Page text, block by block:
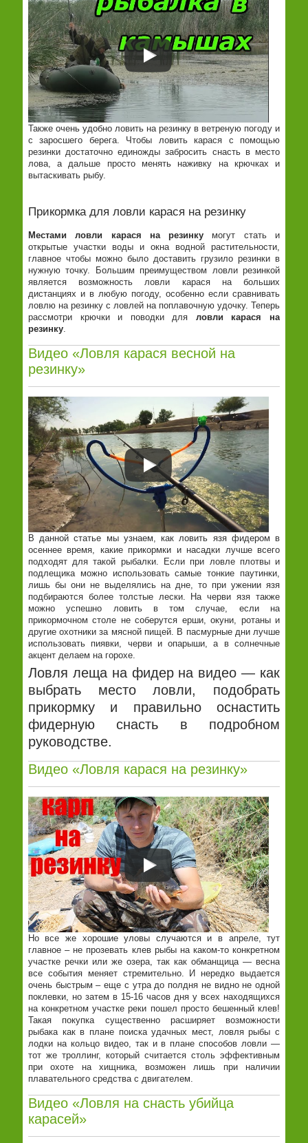
Также очень удобно ловить на резинку в ветреную погоду и
с заросшего берега. Чтобы ловить карася с помощью
резинки достаточно единожды забросить снасть в место
лова, а дальше просто менять наживку на крючках и
вытаскивать рыбу.
Прикормка для ловли карася на резинку
Местами ловли карася на резинку могут стать и
открытые участки воды и окна водной растительности,
главное чтобы можно было доставить грузило резинки в
нужную точку. Большим преимуществом ловли резинкой
является возможность ловли карася на больших
дистанциях и в любую погоду, особенно если сравнивать
ловлю на резинку с ловлей на поплавочную удочку. Теперь
рассмотри крючки и поводки для ловли карася
на
резинку.
Видео «Ловля карася весной на
резинку»
В данной статье мы узнаем, как ловить язя фидером в
осеннее время, какие прикормки и насадки лучше всего
подходят для такой рыбалки. Если при ловле плотвы и
подлещика можно использовать самые тонкие паутинки,
лишь бы они не выделялись на дне, то при ужении язя
подбираются более толстые лески. На черви язя также
можно успешно ловить в том случае, если на
прикормочном столе не соберутся ерши, окуни, ротаны и
другие охотники за мясной пищей. В пасмурные дни лучше
использовать пиявки, черви и опарыши, а в солнечные
акцент делаем на горохе.
Ловля леща на фидер на видео — как
выбрать место ловли, подобрать
прикормку и правильно оснастить
фидерную снасть в подробном
руководстве.
Видео «Ловля карася на резинку»
Но все же хорошие уловы случаются и в апреле, тут
главное – не прозевать клев рыбы на каком-то конкретном
участке речки или же озера, так как обманщица — весна
все события меняет стремительно. И нередко выдается
очень быстрым – еще с утра до полдня не видно не одной
поклевки, но затем в 15-16 часов дня у всех находящихся
на конкретном участке реки пошел просто бешенный клев!
Такая покупка существенно расширяет возможности
рыбака как в плане поиска удачных мест, ловля рыбы с
лодки на кольцо видео, так и в плане способов ловли —
тот же троллинг, который считается столь эффективным
при охоте на хищника, возможен лишь при наличии
плавательного средства с двигателем.
Видео «Ловля на снасть убийца
карасей»